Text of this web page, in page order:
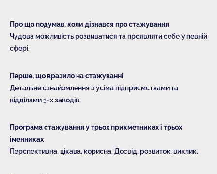
Про що подумав, коли дізнався про стажування
Чудова можливість розвиватися та проявляти себе у певній
сфері.
Перше, що вразило на стажуванні
Детальне ознайомлення з усіма підприємствами та
відділами 3-х заводів.
Програма стажування у трьох прикметниках і трьох
іменниках
Перспективна, цікава, корисна. Досвід, розвиток, виклик.